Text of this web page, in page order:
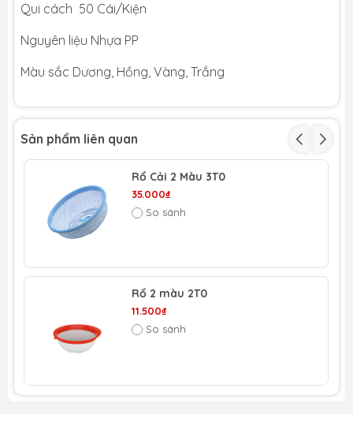
Qui cách 50 Cái/Kiện
Nguyên liệu Nhựa PP
Màu sắc Dương, Hồng, Vàng, Trắng
Sản phẩm liên quan
Rổ Cải 2 Màu 3T0
35.000₫
So sánh
Rổ 2 màu 2T0
11.500₫
So sánh